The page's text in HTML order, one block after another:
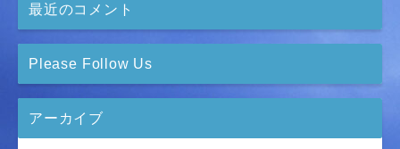
最近のコメント
Please Follow Us
アーカイブ